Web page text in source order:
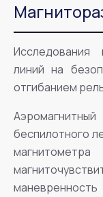
Исследования
линий на
отгибанием
беспилотного